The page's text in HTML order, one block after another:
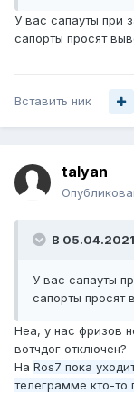
У вас сапауты при
сапорты просят
Вставить ник
talyan
В 05.04.2021
У вас сапауты
сапорты просят
Неа, у нас фризов
вотчдог отключен?
На Ros7 пока
телеграмме кто-то